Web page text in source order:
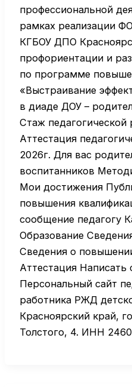
профессиональной
рамках реализации
КГБОУ ДПО
профориентации и
по программе
«Выстраивание
в диаде ДОУ –
Стаж педагогической
Аттестация
2026г. Для вас
воспитанников
Мои достижения
повышения
сообщение педагогу
Образование
Сведения о
Аттестация Написать
Персональный сайт
работника РЖД
Красноярский край,
Толстого, 4. ИНН